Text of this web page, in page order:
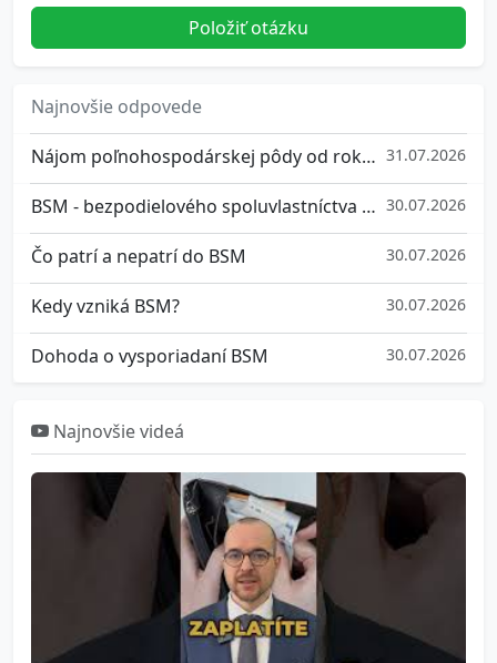
Položiť otázku
Najnovšie odpovede
Nájom poľnohospodárskej pôdy od roku 2026 31.07.2026
BSM - bezpodielového spoluvlastníctva manželov 30.07.2026
Čo patrí a nepatrí do BSM 30.07.2026
Kedy vzniká BSM? 30.07.2026
Dohoda o vysporiadaní BSM 30.07.2026
Najnovšie videá